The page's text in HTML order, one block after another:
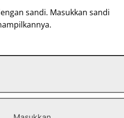
sandi. Masukkan sandi